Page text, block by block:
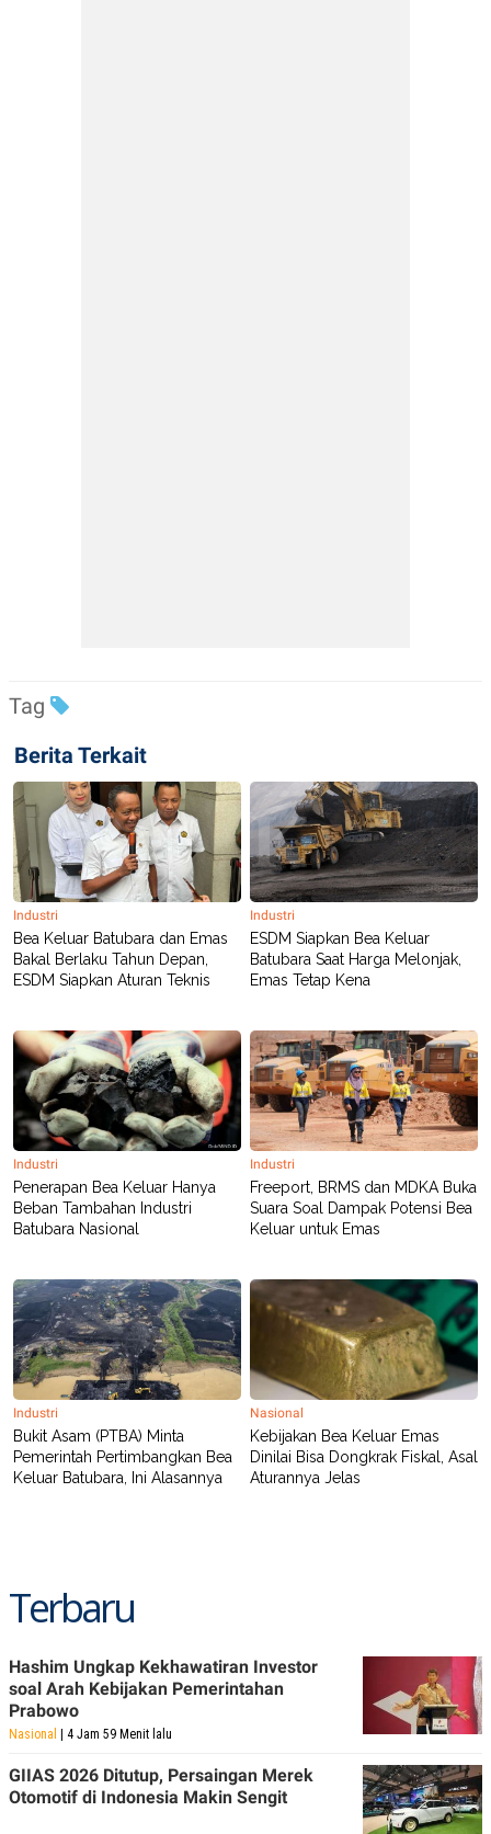
Tag
Berita Terkait
Industri
Bea Keluar Batubara dan Emas
Bakal Berlaku Tahun Depan,
ESDM Siapkan Aturan Teknis
Industri
ESDM Siapkan Bea Keluar
Batubara Saat Harga Melonjak,
Emas Tetap Kena
Industri
Penerapan Bea Keluar Hanya
Beban Tambahan Industri
Batubara Nasional
Industri
Freeport, BRMS dan MDKA Buka
Suara Soal Dampak Potensi Bea
Keluar untuk Emas
Industri
Bukit Asam (PTBA) Minta
Pemerintah Pertimbangkan Bea
Keluar Batubara, Ini Alasannya
Nasional
Kebijakan Bea Keluar Emas
Dinilai Bisa Dongkrak Fiskal, Asal
Aturannya Jelas
Terbaru
Hashim Ungkap Kekhawatiran Investor
soal Arah Kebijakan Pemerintahan
Prabowo
Nasional | 4 Jam 59 Menit lalu
GIIAS 2026 Ditutup, Persaingan Merek
Otomotif di Indonesia Makin Sengit